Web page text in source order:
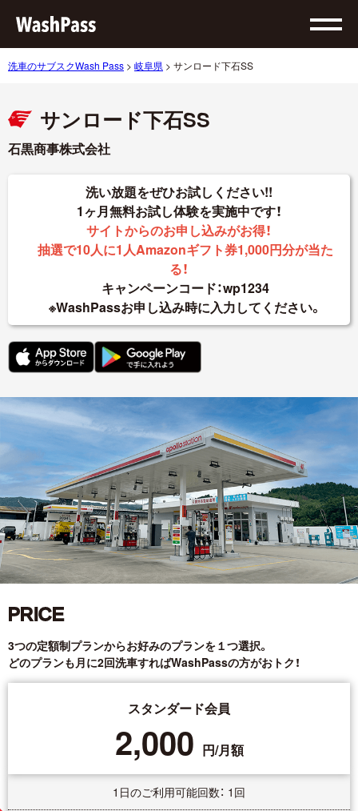
洗車のサブスクWash Pass > 岐阜県 > サンロード下石SS
サンロード下石SS
石黒商事株式会社
洗い放題をぜひお試しください!!
1ヶ月無料お試し体験を実施中です！
サイトからのお申し込みがお得！
抽選で10人に1人Amazonギフト券1,000円分が当た
る！
キャンペーンコード：wp1234
※WashPassお申し込み時に入力してください。
PRICE
3つの定額制プランからお好みのプランを１つ選択。
どのプランも月に2回洗車すればWashPassの方がおトク！
スタンダード会員
2,000 円/月額
1日のご利用可能回数： 1回